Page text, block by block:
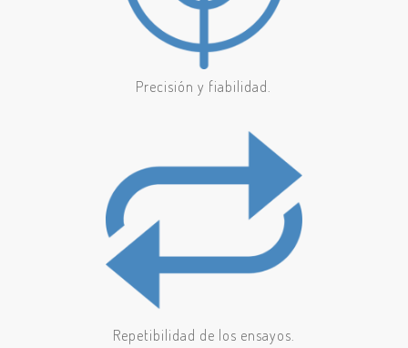
Precisión y fiabilidad.
Repetibilidad de los ensayos.